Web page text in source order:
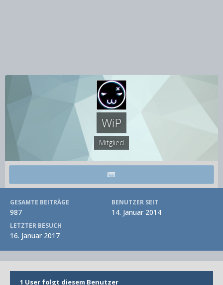
WiP
Mitglied
GESAMTE BEITRÄGE
987
BENUTZER SEIT
14. Januar 2014
LETZTER BESUCH
16. Januar 2017
1 User folgt diesem Benutzer